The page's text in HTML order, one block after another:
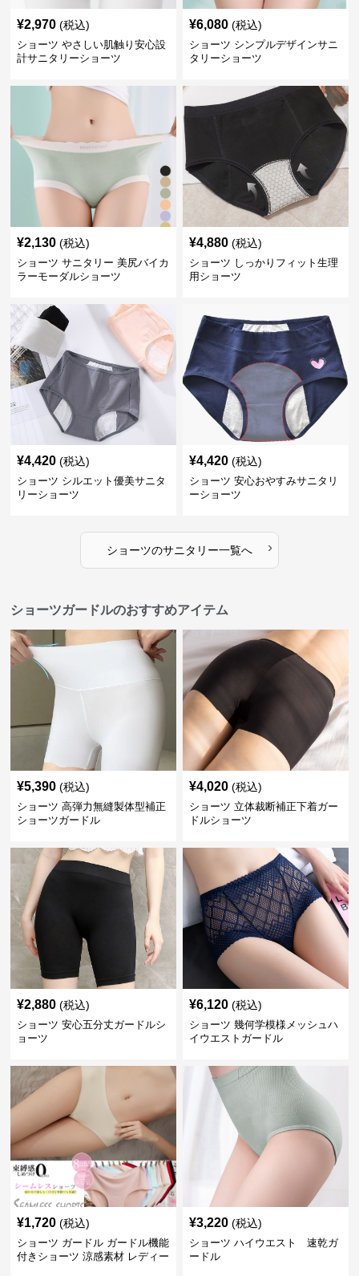
¥2,970 (税込)
ショーツ やさしい肌触り安心設
計サニタリーショーツ
¥6,080 (税込)
ショーツ シンプルデザインサニ
タリーショーツ
¥2,130 (税込)
ショーツ サニタリー 美尻バイカ
ラーモーダルショーツ
¥4,880 (税込)
ショーツ しっかりフィット生理
用ショーツ
¥4,420 (税込)
ショーツ シルエット優美サニタ
リーショーツ
¥4,420 (税込)
ショーツ 安心おやすみサニタリ
ーショーツ
ショーツのサニタリー一覧へ ›
ショーツガードルのおすすめアイテム
¥5,390 (税込)
ショーツ 高弾力無縫製体型補正
ショーツガードル
¥4,020 (税込)
ショーツ 立体裁断補正下着ガー
ドルショーツ
¥2,880 (税込)
ショーツ 安心五分丈ガードルシ
ョーツ
¥6,120 (税込)
ショーツ 幾何学模様メッシュハ
イウエストガードル
¥1,720 (税込)
ショーツ ガードル ガードル機能
付きショーツ 涼感素材 レディー
¥3,220 (税込)
ショーツ ハイウエスト 速乾ガ
ードル